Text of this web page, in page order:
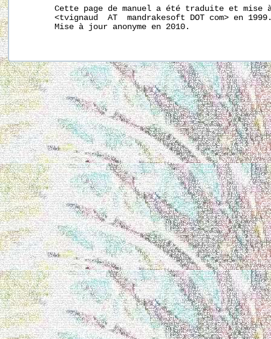
Cette page de manuel a été traduite et mise
<tvignaud  AT  mandrakesoft DOT com> en
       Mise à jour anonyme en 2010.